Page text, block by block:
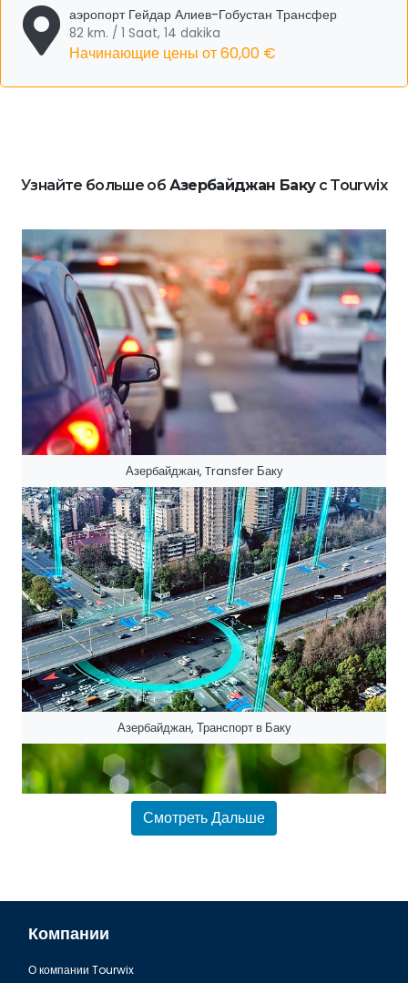
аэропорт Гейдар Алиев-Гобустан Трансфер
82 km. / 1 Saat, 14 dakika
Начинающие цены от60,00 €
Узнайте больше об Азербайджан Бакус Tourwix
Азербайджан, Transfer Баку
Азербайджан, Транспорт в Баку
Смотреть Дальше
Компании
О компании Tourwix